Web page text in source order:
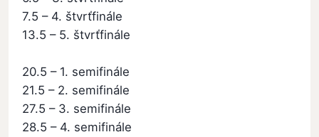
7.5 – 4. štvrťfinále
13.5 – 5. štvrťfinále
20.5 – 1. semifinále
21.5 – 2. semifinále
27.5 – 3. semifinále
28.5 – 4. semifinále